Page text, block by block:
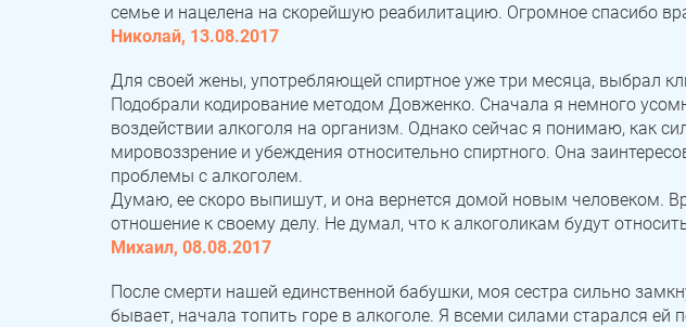
семье и нацелена на скорейшую реабилитацию. Огромное спасибо
Николай, 13.08.2017
Для своей жены, употребляющей спиртное уже три месяца, выбрал
Подобрали кодирование методом Довженко. Сначала я немного
воздействии алкоголя на организм. Однако сейчас я понимаю, как
мировоззрение и убеждения относительно спиртного. Она
проблемы с алкоголем.
Думаю, ее скоро выпишут, и она вернется домой новым человеком.
отношение к своему делу. Не думал, что к алкоголикам будут
Михаил, 08.08.2017
После смерти нашей единственной бабушки, моя сестра сильно
бывает, начала топить горе в алкоголе. Я всеми силами старался